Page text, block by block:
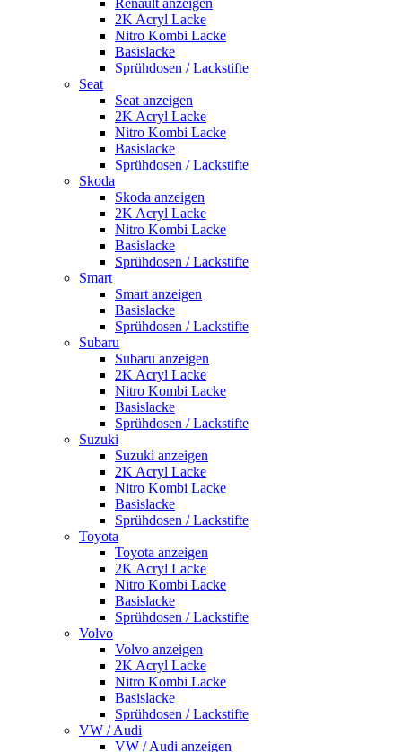
Renault anzeigen
2K Acryl Lacke
Nitro Kombi Lacke
Basislacke
Sprühdosen / Lackstifte
Seat
Seat anzeigen
2K Acryl Lacke
Nitro Kombi Lacke
Basislacke
Sprühdosen / Lackstifte
Skoda
Skoda anzeigen
2K Acryl Lacke
Nitro Kombi Lacke
Basislacke
Sprühdosen / Lackstifte
Smart
Smart anzeigen
Basislacke
Sprühdosen / Lackstifte
Subaru
Subaru anzeigen
2K Acryl Lacke
Nitro Kombi Lacke
Basislacke
Sprühdosen / Lackstifte
Suzuki
Suzuki anzeigen
2K Acryl Lacke
Nitro Kombi Lacke
Basislacke
Sprühdosen / Lackstifte
Toyota
Toyota anzeigen
2K Acryl Lacke
Nitro Kombi Lacke
Basislacke
Sprühdosen / Lackstifte
Volvo
Volvo anzeigen
2K Acryl Lacke
Nitro Kombi Lacke
Basislacke
Sprühdosen / Lackstifte
VW / Audi
VW / Audi anzeigen